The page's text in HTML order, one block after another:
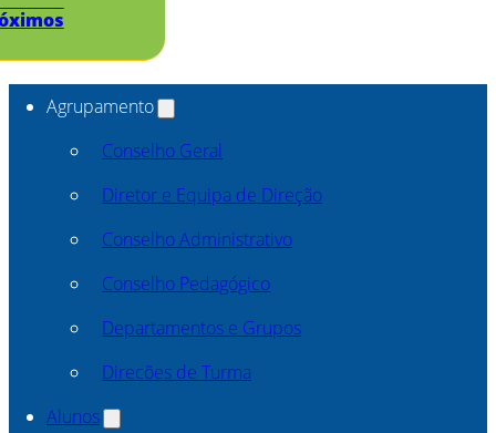
Agrupamento
Conselho Geral
Diretor e Equipa de Direção
Conselho Administrativo
Conselho Pedagógico
Departamentos e Grupos
Direcões de Turma
Alunos